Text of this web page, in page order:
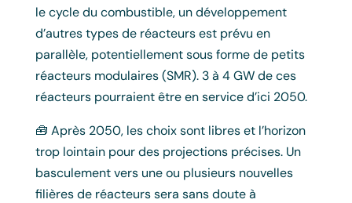
le cycle du combustible, un développement
d’autres types de réacteurs est prévu en
parallèle, potentiellement sous forme de petits
réacteurs modulaires (SMR). 3 à 4 GW de ces
réacteurs pourraient être en service d’ici 2050.
🧰 Après 2050, les choix sont libres et l’horizon
trop lointain pour des projections précises. Un
basculement vers une ou plusieurs nouvelles
filières de réacteurs sera sans doute à